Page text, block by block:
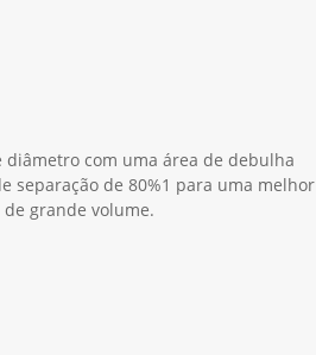
com uma área de debulha
separação de 80%1 para uma melhor
grande volume.